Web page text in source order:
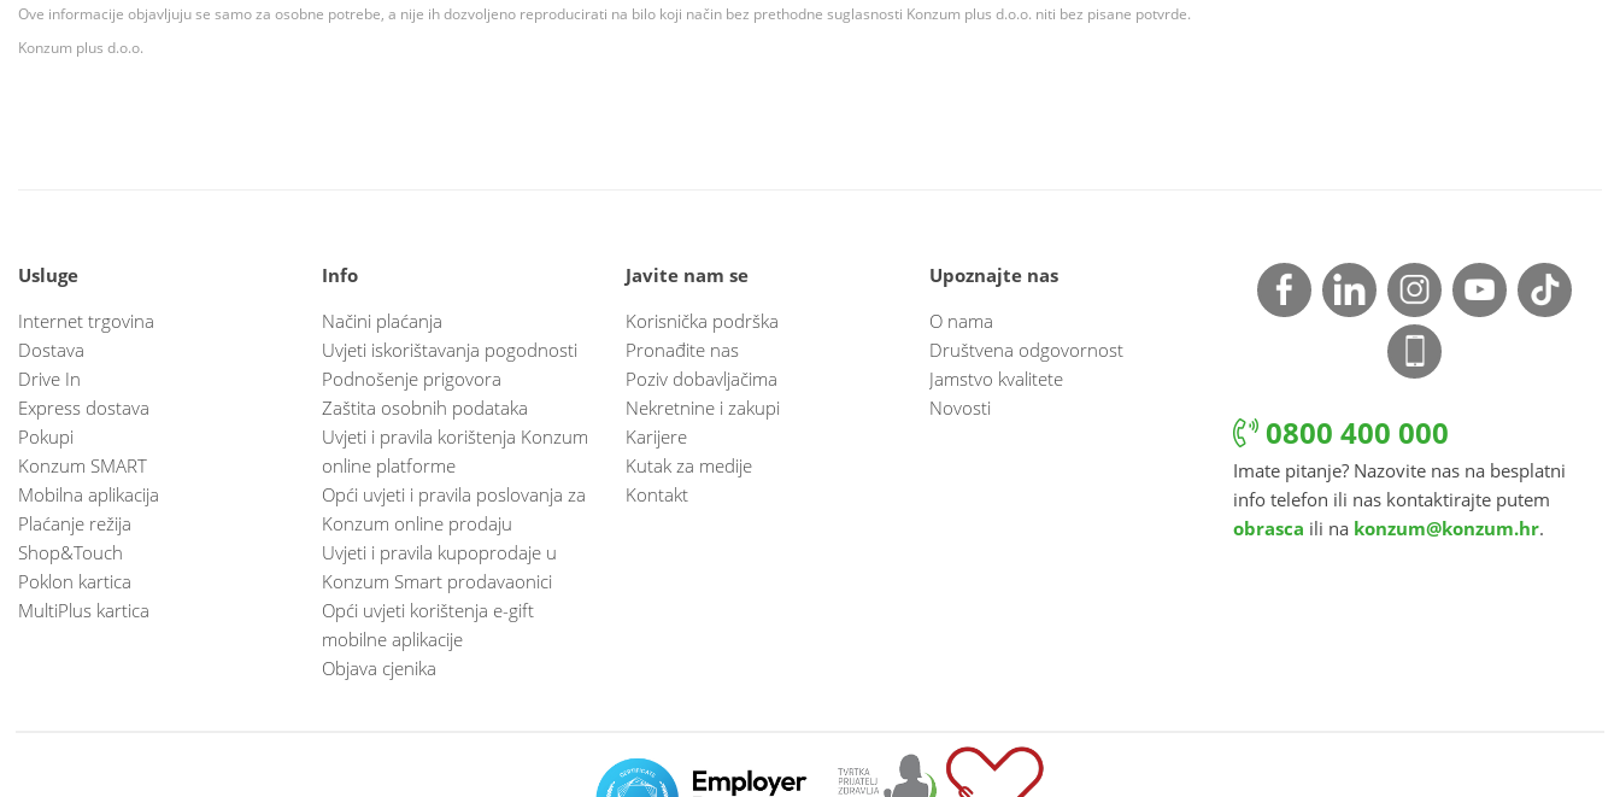
Ove informacije objavljuju se samo za osobne potrebe, a nije ih dozvoljeno reproducirati na bilo koji način bez prethodne suglasnosti Konzum plus d.o.o. niti bez pisane potvrde.
Konzum plus d.o.o.
Usluge
Internet trgovina
Dostava
Drive In
Express dostava
Pokupi
Konzum SMART
Mobilna aplikacija
Plaćanje režija
Shop&Touch
Poklon kartica
MultiPlus kartica
Info
Načini plaćanja
Uvjeti iskorištavanja pogodnosti
Podnošenje prigovora
Zaštita osobnih podataka
Uvjeti i pravila korištenja Konzum
online platforme
Opći uvjeti i pravila poslovanja za
Konzum online prodaju
Uvjeti i pravila kupoprodaje u
Konzum Smart prodavaonici
Opći uvjeti korištenja e-gift
mobilne aplikacije
Objava cjenika
Javite nam se
Korisnička podrška
Pronađite nas
Poziv dobavljačima
Nekretnine i zakupi
Karijere
Kutak za medije
Kontakt
Upoznajte nas
O nama
Društvena odgovornost
Jamstvo kvalitete
Novosti
0800 400 000
Imate pitanje? Nazovite nas na besplatni
info telefon ili nas kontaktirajte putem
obrasca ili na konzum@konzum.hr.